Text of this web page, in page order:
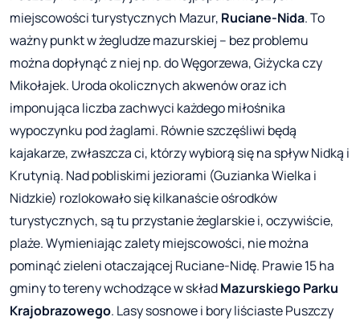
miejscowości turystycznych Mazur, Ruciane-Nida. To
ważny punkt w żegludze mazurskiej – bez problemu
można dopłynąć z niej np. do Węgorzewa, Giżycka czy
Mikołajek. Uroda okolicznych akwenów oraz ich
imponująca liczba zachwyci każdego miłośnika
wypoczynku pod żaglami. Równie szczęśliwi będą
kajakarze, zwłaszcza ci, którzy wybiorą się na spływ Nidką i
Krutynią. Nad pobliskimi jeziorami (Guzianka Wielka i
Nidzkie) rozlokowało się kilkanaście ośrodków
turystycznych, są tu przystanie żeglarskie i, oczywiście,
plaże. Wymieniając zalety miejscowości, nie można
pominąć zieleni otaczającej Ruciane-Nidę. Prawie 15 ha
gminy to tereny wchodzące w składMazurskiego Parku
Krajobrazowego. Lasy sosnowe i bory liściaste Puszczy